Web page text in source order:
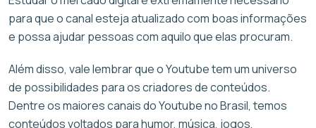
para que o canal esteja atualizado com boas informações
e possa ajudar pessoas com aquilo que elas procuram.
Além disso, vale lembrar que o Youtube tem um universo
de possibilidades para os criadores de conteúdos.
Dentre os maiores canais do Youtube no Brasil, temos
conteúdos voltados para humor, música, jogos,